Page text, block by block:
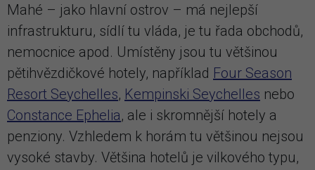
Mahé – jako hlavní ostrov – má nejlepší
infrastrukturu, sídlí tu vláda, je tu řada obchodů,
nemocnice apod. Umístěny jsou tu většinou
pětihvězdičkové hotely, například Four Season
Resort Seychelles, Kempinski Seychelles nebo
Constance Ephelia, ale i skromnější hotely a
penziony. Vzhledem k horám tu většinou nejsou
vysoké stavby. Většina hotelů je vilkového typu,